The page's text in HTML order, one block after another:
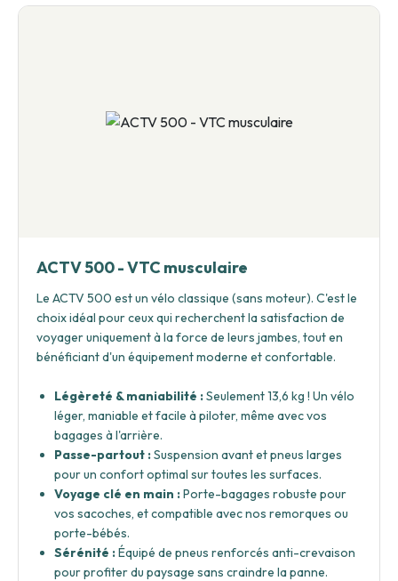
ACTV 500 - VTC musculaire
Le ACTV 500 est un vélo classique (sans moteur). C'est le
choix idéal pour ceux qui recherchent la satisfaction de
voyager uniquement à la force de leurs jambes, tout en
bénéficiant d'un équipement moderne et confortable.
Légèreté & maniabilité :Seulement 13,6 kg ! Un vélo
léger, maniable et facile à piloter, même avec vos
bagages à l'arrière.
Passe-partout :Suspension avant et pneus larges
pour un confort optimal sur toutes les surfaces.
Voyage clé en main :Porte-bagages robuste pour
vos sacoches, et compatible avec nos remorques ou
porte-bébés.
Sérénité :Équipé de pneus renforcés anti-crevaison
pour profiter du paysage sans craindre la panne.